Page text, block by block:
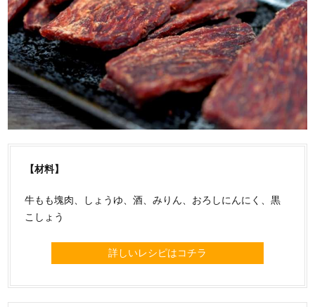
【材料】
牛もも塊肉、しょうゆ、酒、みりん、おろしにんにく、黒
こしょう
詳しいレシピはコチラ